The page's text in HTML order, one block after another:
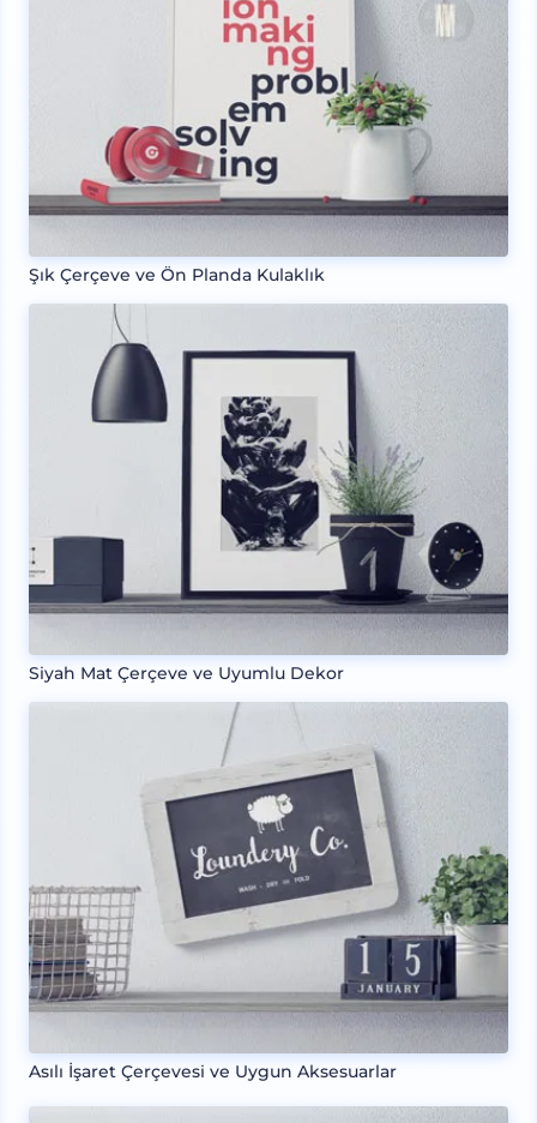
Şık Çerçeve ve Ön Planda Kulaklık
Siyah Mat Çerçeve ve Uyumlu Dekor
Asılı İşaret Çerçevesi ve Uygun Aksesuarlar